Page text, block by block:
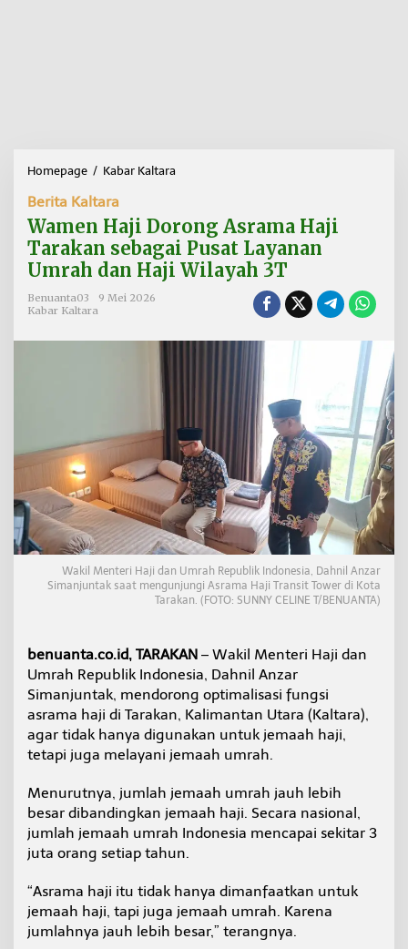
Homepage / Kabar Kaltara
e
n
H
a
s
r
a
m
a
H
a
j
T
a
k
a
n
s
e
a
g
i
P
s
a
L
a
y
a
Berita Kaltara
Wamen Haji Dorong Asrama Haji
Tarakan sebagai Pusat Layanan
Umrah dan Haji Wilayah 3T
Benuanta03
9 Mei 2026
Kabar Kaltara
Wakil Menteri Haji dan Umrah Republik Indonesia, Dahnil Anzar
Simanjuntak saat mengunjungi Asrama Haji Transit Tower di Kota
Tarakan. (FOTO: SUNNY CELINE T/BENUANTA)
benuanta.co.id, TARAKAN – Wakil Menteri Haji dan
Umrah Republik Indonesia, Dahnil Anzar
Simanjuntak, mendorong optimalisasi fungsi
asrama haji di Tarakan, Kalimantan Utara (Kaltara),
agar tidak hanya digunakan untuk jemaah haji,
tetapi juga melayani jemaah umrah.
Menurutnya, jumlah jemaah umrah jauh lebih
besar dibandingkan jemaah haji. Secara nasional,
jumlah jemaah umrah Indonesia mencapai sekitar 3
juta orang setiap tahun.
“Asrama haji itu tidak hanya dimanfaatkan untuk
jemaah haji, tapi juga jemaah umrah. Karena
jumlahnya jauh lebih besar,” terangnya.